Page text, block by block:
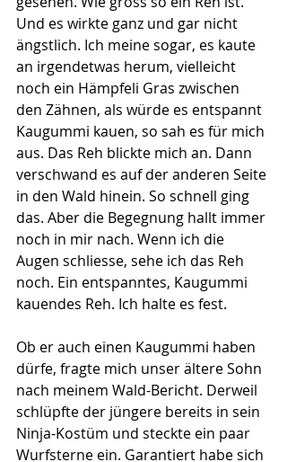
Und es wirkte ganz und gar nicht
ängstlich. Ich meine sogar, es kaute
an irgendetwas herum, vielleicht
noch ein Hämpfeli Gras zwischen
den Zähnen, als würde es entspannt
Kaugummi kauen, so sah es für mich
aus. Das Reh blickte mich an. Dann
verschwand es auf der anderen Seite
in den Wald hinein. So schnell ging
das. Aber die Begegnung hallt immer
noch in mir nach. Wenn ich die
Augen schliesse, sehe ich das Reh
noch. Ein entspanntes, Kaugummi
kauendes Reh. Ich halte es fest.
Ob er auch einen Kaugummi haben
dürfe, fragte mich unser ältere Sohn
nach meinem Wald-Bericht. Derweil
schlüpfte der jüngere bereits in sein
Ninja-Kostüm und steckte ein paar
Wurfsterne ein. Garantiert habe sich